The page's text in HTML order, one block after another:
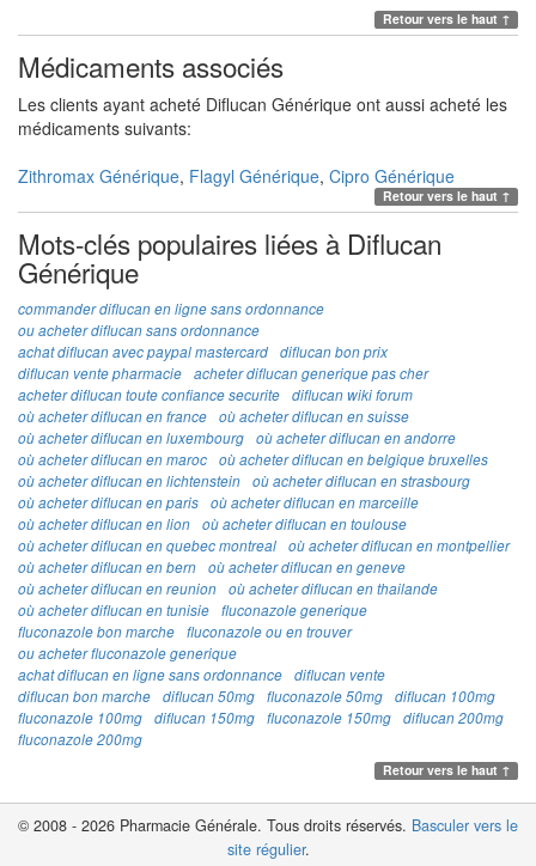
Retour vers le haut ↑
Médicaments associés
Les clients ayant acheté Diflucan Générique ont aussi acheté les
médicaments suivants:
Zithromax Générique, Flagyl Générique, Cipro Générique
Retour vers le haut ↑
Mots-clés populaires liées à Diflucan
Générique
commander diflucan en ligne sans ordonnance
ou acheter diflucan sans ordonnance
achat diflucan avec paypal mastercard
diflucan bon prix
diflucan vente pharmacie
acheter diflucan generique pas cher
acheter diflucan toute confiance securite
diflucan wiki forum
où acheter diflucan en france
où acheter diflucan en suisse
où acheter diflucan en luxembourg
où acheter diflucan en andorre
où acheter diflucan en maroc
où acheter diflucan en belgique bruxelles
où acheter diflucan en lichtenstein
où acheter diflucan en strasbourg
où acheter diflucan en paris
où acheter diflucan en marceille
où acheter diflucan en lion
où acheter diflucan en toulouse
où acheter diflucan en quebec montreal
où acheter diflucan en montpellier
où acheter diflucan en bern
où acheter diflucan en geneve
où acheter diflucan en reunion
où acheter diflucan en thailande
où acheter diflucan en tunisie
fluconazole generique
fluconazole bon marche
fluconazole ou en trouver
ou acheter fluconazole generique
achat diflucan en ligne sans ordonnance
diflucan vente
diflucan bon marche
diflucan 50mg fluconazole 50mg
diflucan 100mg
fluconazole 100mg
diflucan 150mg fluconazole 150mg
diflucan 200mg
fluconazole 200mg
Retour vers le haut ↑
© 2008 - 2026 Pharmacie Générale. Tous droits réservés. Basculer vers le
site régulier.